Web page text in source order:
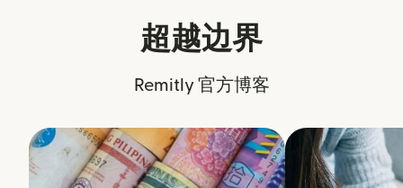
超越边界
Remitly 官方博客